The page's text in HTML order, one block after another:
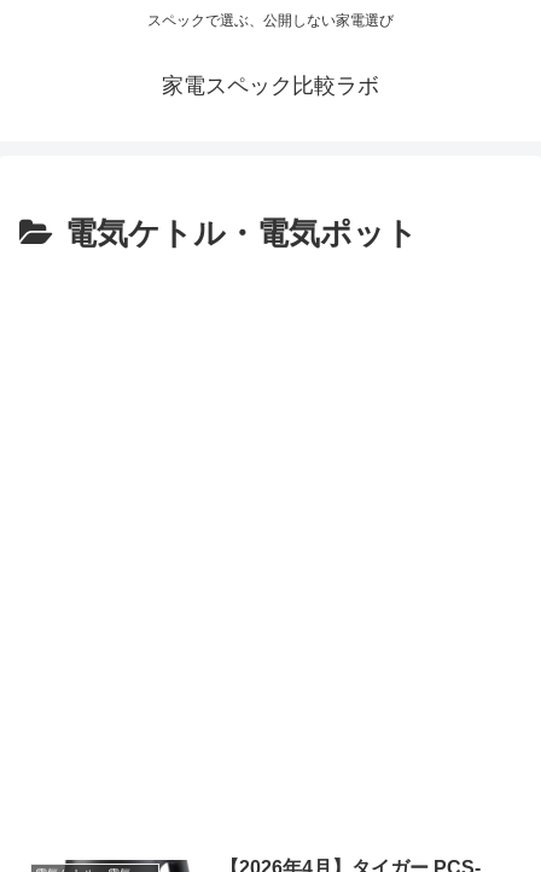
スペックで選ぶ、公開しない家電選び
家電スペック比較ラボ
電気ケトル・電気ポット